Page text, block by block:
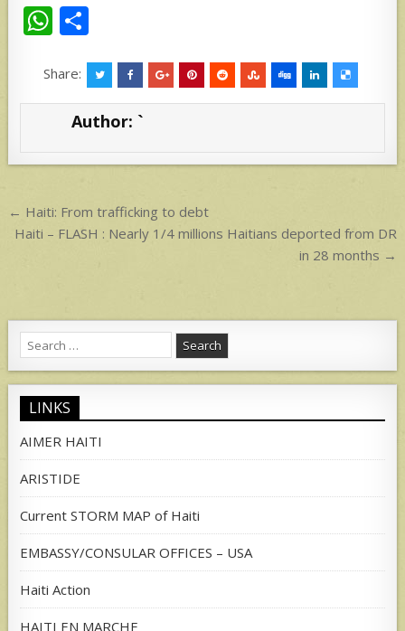
W
at
s
p
ar
e
Share:
Author: `
Post
navigation
← Haiti: From trafficking to debt
Haiti – FLASH : Nearly 1/4 millions Haitians deported from DR
in 28 months →
Search
for:
LINKS
AIMER HAITI
ARISTIDE
Current STORM MAP of Haiti
EMBASSY/CONSULAR OFFICES – USA
Haiti Action
HAITI EN MARCHE